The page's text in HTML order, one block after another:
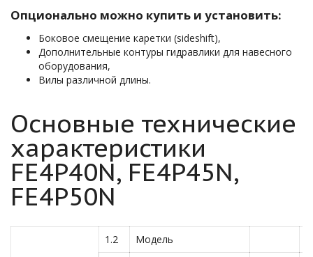
Опционально можно купить и установить:
Боковое смещение каретки (sideshift),
Дополнительные контуры гидравлики для навесного
оборудования,
Вилы различной длины.
Основные технические
характеристики
FE4P40N, FE4P45N,
FE4P50N
1.2 Модель